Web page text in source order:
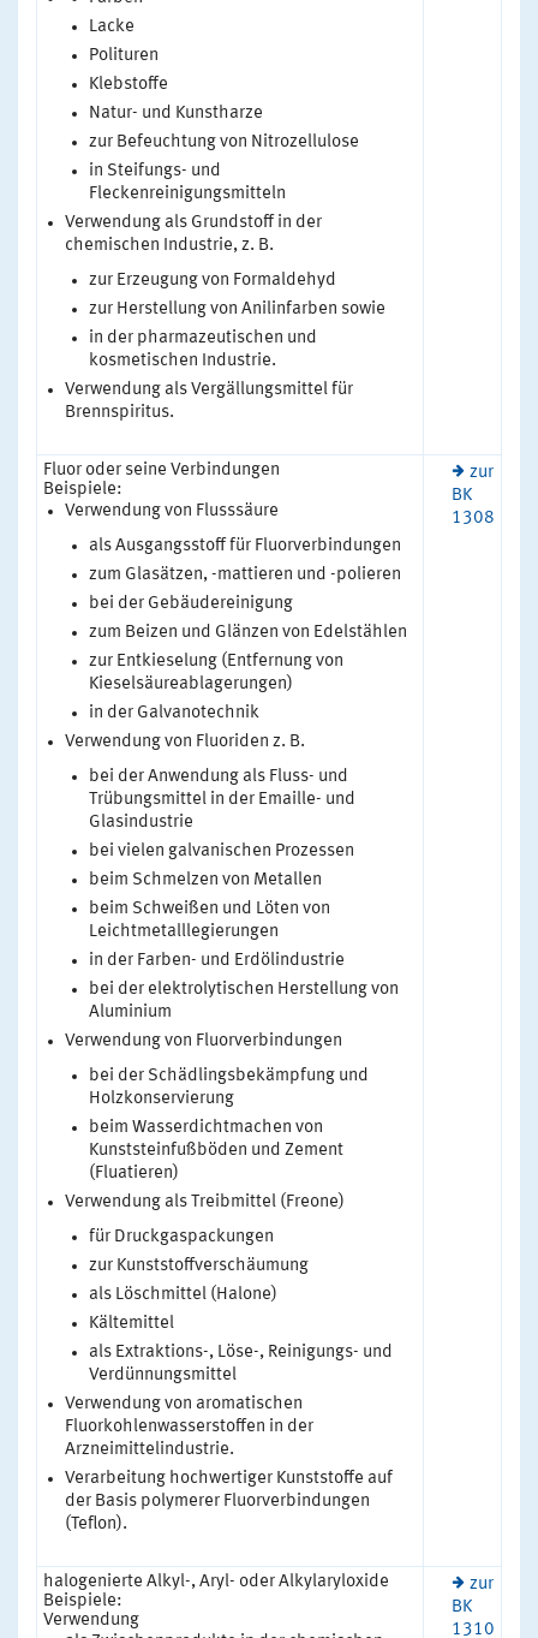
Lacke
Polituren
Klebstoffe
Natur- und Kunstharze
zur Befeuchtung von Nitrozellulose
in Steifungs- und
Fleckenreinigungsmitteln
Verwendung als Grundstoff in der
chemischen Industrie, z. B.
zur Erzeugung von Formaldehyd
zur Herstellung von Anilinfarben sowie
in der pharmazeutischen und
kosmetischen Industrie.
Verwendung als Vergällungsmittel für
Brennspiritus.
Fluor oder seine Verbindungen
Beispiele:
Verwendung von Flusssäure
als Ausgangsstoff für Fluorverbindungen
zum Glasätzen, -mattieren und -polieren
bei der Gebäudereinigung
zum Beizen und Glänzen von Edelstählen
zur Entkieselung (Entfernung von
Kieselsäureablagerungen)
in der Galvanotechnik
Verwendung von Fluoriden z. B.
bei der Anwendung als Fluss- und
Trübungsmittel in der Emaille- und
Glasindustrie
bei vielen galvanischen Prozessen
beim Schmelzen von Metallen
beim Schweißen und Löten von
Leichtmetalllegierungen
in der Farben- und Erdölindustrie
bei der elektrolytischen Herstellung von
Aluminium
Verwendung von Fluorverbindungen
bei der Schädlingsbekämpfung und
Holzkonservierung
beim Wasserdichtmachen von
Kunststeinfußböden und Zement
(Fluatieren)
Verwendung als Treibmittel (Freone)
für Druckgaspackungen
zur Kunststoffverschäumung
als Löschmittel (Halone)
Kältemittel
als Extraktions-, Löse-, Reinigungs- und
Verdünnungsmittel
Verwendung von aromatischen
Fluorkohlenwasserstoffen in der
Arzneimittelindustrie.
Verarbeitung hochwertiger Kunststoffe auf
der Basis polymerer Fluorverbindungen
(Teflon).
zur
BK
1308
halogenierte Alkyl-, Aryl- oder Alkylaryloxide
Beispiele:
Verwendung
zur
BK
1310